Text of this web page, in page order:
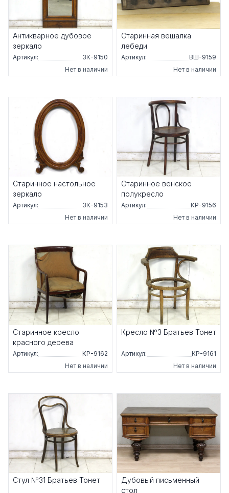
Антикварное дубовое
зеркало
Артикул:
ЗК-9150
Нет в наличии
Старинная вешалка
лебеди
Артикул:
ВШ-9159
Нет в наличии
Старинное настольное
зеркало
Артикул:
ЗК-9153
Нет в наличии
Старинное венское
полукресло
Артикул:
КР-9156
Нет в наличии
Старинное кресло
красного дерева
Артикул:
КР-9162
Нет в наличии
Кресло №3 Братьев Тонет
Артикул:
КР-9161
Нет в наличии
Стул №31 Братьев Тонет
Дубовый письменный
стол